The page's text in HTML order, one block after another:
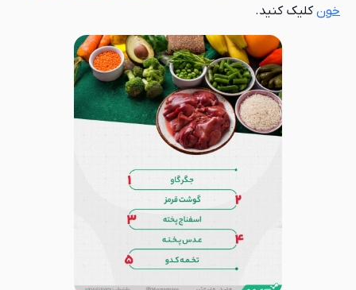
خونکلیک کنید.